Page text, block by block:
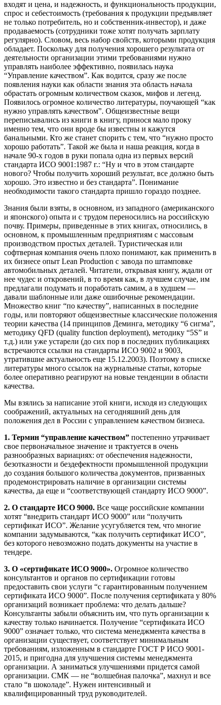
входят и цена, и надежность, и функциональность продукции,
спрос и себестоимость (требования к продукции предъявляет
не только потребитель, но и собственник-инвестор), и даже
продаваемость (сотрудники тоже хотят получать зарплату
регулярно). Словом, весь набор свойств, которыми продукция
обладает. Поскольку для получения хорошего результата от
деятельности организации этими требованиями нужно
управлять наиболее эффективно, появилась наука
“Управление качеством”. Как водится, сразу же после
появления науки как области знания эта область начала
обрастать огромным количеством сказок, мифов и легенд.
Появилось огромное количество литературы, поучающей “как
нужно управлять качеством”. Общеизвестные вещи
переписывались из книги в книгу, принося мало проку
именно тем, что они вроде бы известны и кажутся
банальными. Кто же станет спорить с тем, что “нужно просто
хорошо работать”. Такой же была и наша реакция, когда в
начале 90-х годов в руки попала одна из первых версий
стандарта ИСО 9001:1987 г.: “Ну и что в этом стандарте
нового? Чтобы получить хороший результат, все должно быть
хорошо. Это известно и без стандарта”. Понимание
необходимости такого стандарта пришло гораздо позднее.
Знания были взяты, в основном, из западного (американского
и японского) опыта и с трудом переносились на российскую
почву. Примеры, приведенные в этих книгах, относились, в
основном, к промышленным предприятиям с массовым
производством простых деталей. Туристическая или
софтверная компания очень плохо понимают, как применить в
их бизнесе опыт Lean Production с завода по штамповке
автомобильных деталей. Читатели, открывая книгу, ждали от
нее чудес и откровений, в то время как, в лучшем случае, им
предлагали подумать и поработать самим, а в худшем —
давали шаблонные или даже ошибочные рекомендации.
Множество книг “по качеству”, написанных в последние
годы, или повторяют общеизвестные классические положения
теории качества (14 принципов Деминга, методику “6 сигма”,
методику QFD (quality function deployment), методику “5S” и
т.д.) или уже устарели (до сих пор в последних публикациях
встречаются ссылки на стандарты ИСО 9002 и 9003,
утратившие актуальность еще 15.12.2003). Поэтому в списке
литературы много ссылок на журнальные статьи, которые
более оперативно реагируют на новые тенденции в области
качества.
Мы взялись за написание этой книги, исходя из следующих
соображений, актуальных на сегодняшний день для
положения дел в России с управлением качеством бизнеса.
1. Термин “управление качеством” постепенно утрачивает
свое первоначальное значение и трактуется в очень
разнообразных вариациях: от обеспечения надежности,
безотказности и бездефектности промышленной продукции
до создания большого количества документов, призванных
продемонстрировать наличие в организации системы
качества, да еще и “соответствующей стандарту ИСО 9000”.
2. О стандарте ИСО 9000. Все чаще российские компании
хотят “внедрить стандарт ИСО 9000” или “получить
сертификат ИСО”. Желание усугубляется тем, что многие
компании задумываются, “как получить сертификат ИСО”,
без которого невозможно подать документы на участие в
тендере.
3. О «сертификате ИСО 9000». Огромное количество
консультантов и органов по сертификации готовы
предоставить свои услуги “с гарантированным получением
сертификата ИСО 9000”. После получения сертификата у 80%
организаций возникает проблема: что делать дальше?
Консультанты забыли объяснить им, что путь организации к
качеству только начинается. Получение “сертификата ИСО
9000” означает только, что система менеджмента качества в
организации существует, соответствует минимальным
требованиям, изложенным в стандарте ГОСТ Р ИСО 9001-
2015, и пригодна для улучшения системы менеджмента
организации. А заниматься улучшениями придется самой
организации. СМК — не “волшебная палочка”, махнул и все
стало “в шоколаде”. Нужен интенсивный и
квалифицированный труд руководителей.